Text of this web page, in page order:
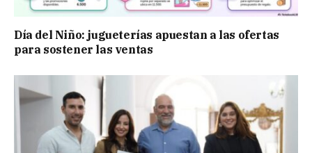
Día del Niño: jugueterías apuestan a las ofertas
para sostener las ventas